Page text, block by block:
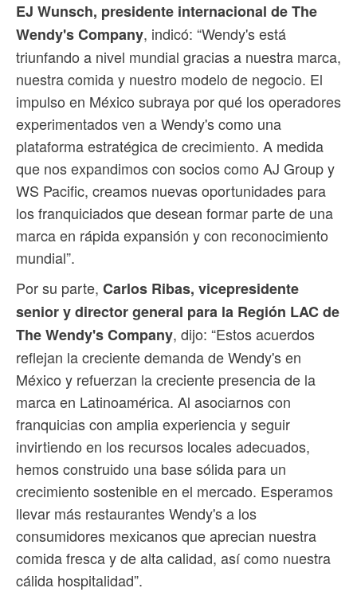
EJ Wunsch, presidente internacional de The
Wendy's Company, indicó: “Wendy's está
triunfando a nivel mundial gracias a nuestra marca,
nuestra comida y nuestro modelo de negocio. El
impulso en México subraya por qué los operadores
experimentados ven a Wendy's como una
plataforma estratégica de crecimiento. A medida
que nos expandimos con socios como AJ Group y
WS Pacific, creamos nuevas oportunidades para
los franquiciados que desean formar parte de una
marca en rápida expansión y con reconocimiento
mundial”.
Por su parte, Carlos Ribas, vicepresidente
senior y director general para la Región LAC de
The Wendy's Company, dijo: “Estos acuerdos
reflejan la creciente demanda de Wendy's en
México y refuerzan la creciente presencia de la
marca en Latinoamérica. Al asociarnos con
franquicias con amplia experiencia y seguir
invirtiendo en los recursos locales adecuados,
hemos construido una base sólida para un
crecimiento sostenible en el mercado. Esperamos
llevar más restaurantes Wendy's a los
consumidores mexicanos que aprecian nuestra
comida fresca y de alta calidad, así como nuestra
cálida hospitalidad”.